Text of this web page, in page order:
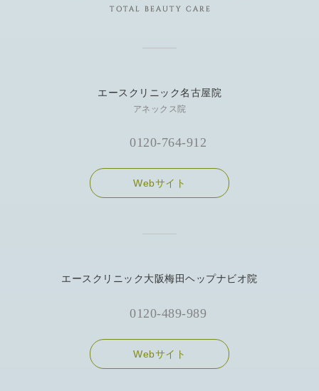
エースクリニック名古屋院
アネックス院
0120-764-912
Webサイト
エースクリニック大阪梅田ヘップナビオ院
0120-489-989
Webサイト